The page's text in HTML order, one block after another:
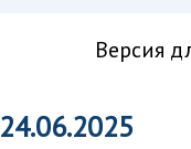
Версия
24.06.2025